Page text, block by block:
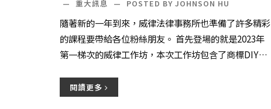
— 重大訊息 — POSTED BY JOHNSON HU
隨著新的一年到來，威律法律事務所也準備了許多精彩
的課程要帶給各位粉絲朋友。 首先登場的就是2023年
第一梯次的威律工作坊，本次工作坊包含了商標DIY、
閱讀更多